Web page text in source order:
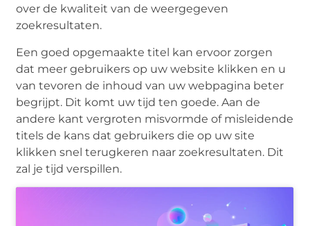
over de kwaliteit van de weergegeven
zoekresultaten.
Een goed opgemaakte titel kan ervoor zorgen
dat meer gebruikers op uw website klikken en u
van tevoren de inhoud van uw webpagina beter
begrijpt. Dit komt uw tijd ten goede. Aan de
andere kant vergroten misvormde of misleidende
titels de kans dat gebruikers die op uw site
klikken snel terugkeren naar zoekresultaten. Dit
zal je tijd verspillen.